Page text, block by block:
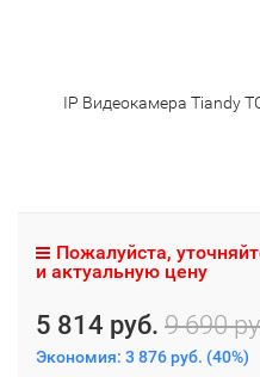
IP Видеокамера Tiandy
Пожалуйста,
и актуальную цену
5 814 руб. 9 690
Экономия: 3 876 руб. (40%)